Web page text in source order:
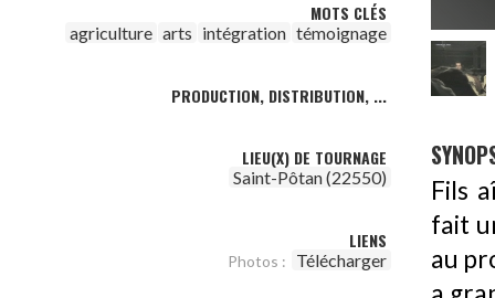
MOTS CLÉS
agriculture arts intégration témoignage
PRODUCTION, DISTRIBUTION, ...
LIEU(X) DE TOURNAGE
Saint-Pôtan (22550)
LIENS
Photos : Télécharger
Fils
fait
au